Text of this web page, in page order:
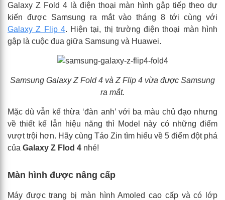
Galaxy Z Fold 4 là điện thoại màn hình gập tiếp theo dự
kiến được Samsung ra mắt vào tháng 8 tới cùng với
Galaxy Z Flip 4. Hiện tại, thị trường điện thoại màn hình
gập là cuộc đua giữa Samsung và Huawei.
Samsung Galaxy Z Fold 4 và Z Flip 4 vừa được Samsung
ra mắt.
Mặc dù vẫn kế thừa ‘đàn anh’ với ba màu chủ đạo nhưng
về thiết kế lẫn hiệu năng thì Model này có những điểm
vượt trội hơn. Hãy cùng Táo Zin tìm hiểu về 5 điểm đột phá
của Galaxy Z Flod 4 nhé!
Màn hình được nâng cấp
Máy được trang bị màn hình Amoled cao cấp và có lớp